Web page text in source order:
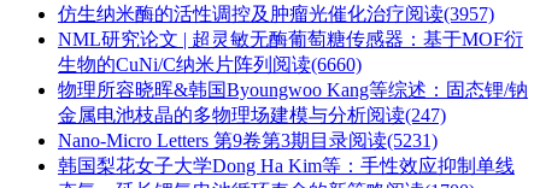
仿生纳米酶的活性调控及肿瘤光催化治疗阅读(3957)
NML研究论文 | 超灵敏无酶葡萄糖传感器：基于MOF衍
生物的CuNi/C纳米片阵列 阅读(6660)
物理所容晓晖&韩国Byoungwoo Kang等综述：固态锂/钠
金属电池枝晶的多物理场建模与分析阅读(247)
Nano-Micro Letters 第9卷第3期目录阅读(5231)
韩国梨花女子大学Dong Ha Kim等：手性效应抑制单线